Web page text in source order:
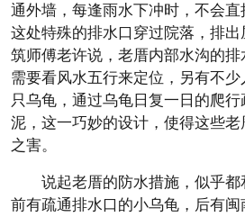
通外墙，每逢雨水下冲时，不会
这处特殊的排水口穿过院落，排出
筑师傅老许说，老厝内部水沟的排
需要看风水五行来定位，另有不
只乌龟，通过乌龟日复一日的爬
泥，这一巧妙的设计，使得这些
之害。
说起老厝的防水措施，似乎都
前有疏通排水口的小乌龟，后有